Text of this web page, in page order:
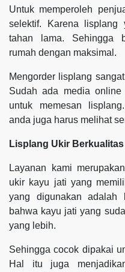
Untuk memperoleh
selektif. Karena lisplang
tahan lama. Sehingga
rumah dengan maksimal.
Mengorder lisplang
Sudah ada media
untuk memesan
anda juga harus melihat
Lisplang Ukir Berkualitas
Layanan kami
ukir kayu jati yang
yang digunakan
bahwa kayu jati yang
yang lebih.
Sehingga cocok dipakai
Hal itu juga